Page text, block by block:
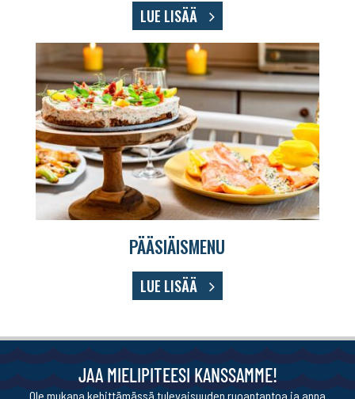
LUE LISÄÄ
PÄÄSIÄISMENU
LUE LISÄÄ
JAA MIELIPITEESI KANSSAMME!
Ole mukana kehittämässä tulevaisuuden ruoantantoa ja anna